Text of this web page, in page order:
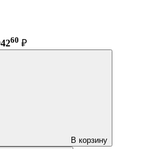
60 ₽
В корзину